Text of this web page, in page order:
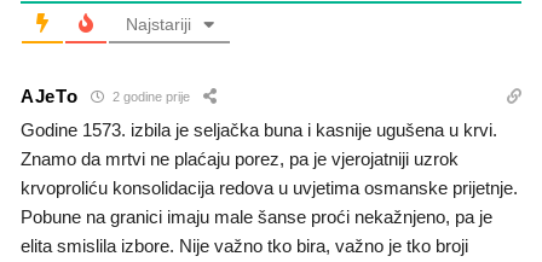
Najstariji
AJeTo 2 godine prije
Godine 1573. izbila je seljačka buna i kasnije ugušena u krvi.
Znamo da mrtvi ne plaćaju porez, pa je vjerojatniji uzrok
krvoproliću konsolidacija redova u uvjetima osmanske prijetnje.
Pobune na granici imaju male šanse proći nekažnjeno, pa je
elita smislila izbore. Nije važno tko bira, važno je tko broji